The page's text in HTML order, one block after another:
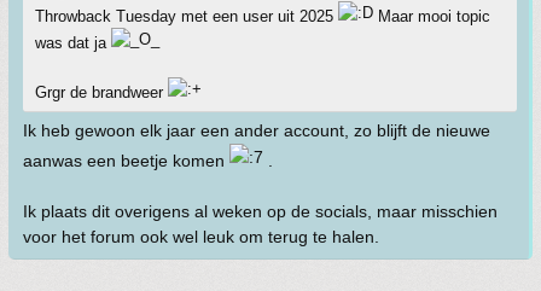
Throwback Tuesday met een user uit 2025
Maar mooi topic
was dat ja
Grgr de brandweer
Ik heb gewoon elk jaar een ander account, zo blijft de nieuwe
aanwas een beetje komen
Ik plaats dit overigens al weken op de socials, maar misschien
voor het forum ook wel leuk om terug te halen.